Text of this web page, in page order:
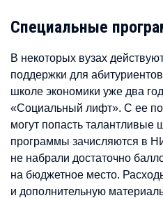
Специальные
В некоторых вузах
поддержки для
школе экономики уже два
«Социальный лифт». С ее
могут попасть талантливые
программы зачисляются в
не набрали достаточно
на бюджетное место.
и дополнительную